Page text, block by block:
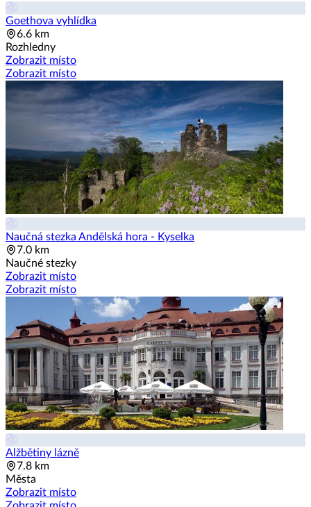
Goethova vyhlídka
6.6 km
Rozhledny
Zobrazit místo
Zobrazit místo
Naučná stezka Andělská hora - Kyselka
7.0 km
Naučné stezky
Zobrazit místo
Zobrazit místo
Alžbětiny lázně
7.8 km
Města
Zobrazit místo